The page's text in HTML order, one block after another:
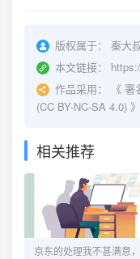
版权属于：
秦大
本文链接：
作品采用：
《 署
(CC BY-NC-SA 4.0)
相关推荐